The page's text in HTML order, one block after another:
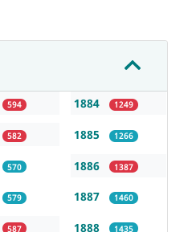
594
582
570
579
587
1884 1249
1885 1266
1886 1387
1887 1460
1888 1435